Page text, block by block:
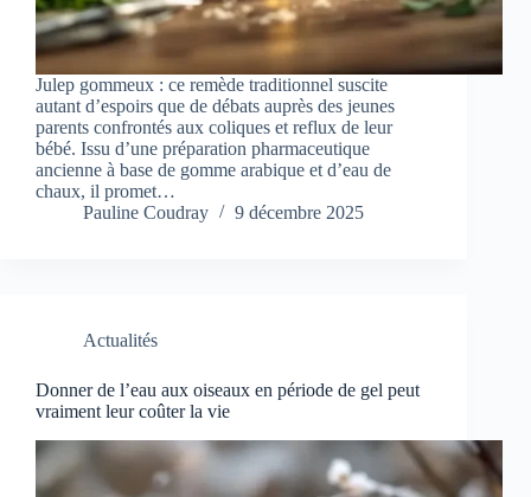
Julep gommeux : ce remède traditionnel suscite
autant d’espoirs que de débats auprès des jeunes
parents confrontés aux coliques et reflux de leur
bébé. Issu d’une préparation pharmaceutique
ancienne à base de gomme arabique et d’eau de
chaux, il promet…
Pauline Coudray
9 décembre 2025
Actualités
Donner de l’eau aux oiseaux en période de gel peut
vraiment leur coûter la vie